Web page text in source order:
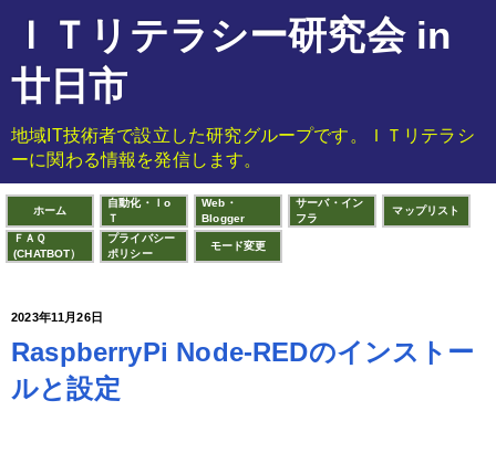
ＩＴリテラシー研究会 in
廿日市
地域IT技術者で設立した研究グループです。ＩＴリテラシ
ーに関わる情報を発信します。
ホーム
自動化・Ｉo
Ｔ
Web・
Blogger
サーバ・イン
フラ
マップリスト
ＦＡＱ
(CHATBOT）
プライバシー
ポリシー
モード変更
2023年11月26日
RaspberryPi Node-REDのインストー
ルと設定